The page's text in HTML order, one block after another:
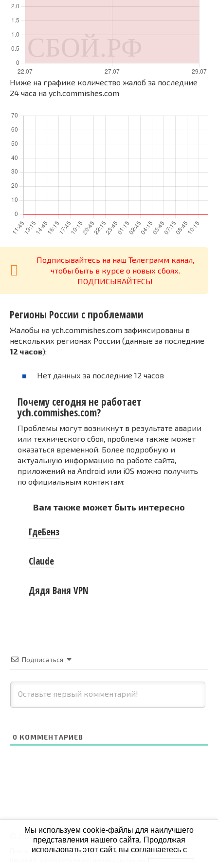
Ниже на графике количество жалоб за последние
24 часа на ych.commishes.com
Подписывайтесь на наш Телеграмм канал,
чтобы быть в курсе о новых сбоях.
ПОДПИСЫВАЙТЕСЬ!
Регионы России с проблемами
Жалобы на ych.commishes.com зафиксированы в
нескольких регионах России (данные за последние
12 часов):
Нет данных за последние 12 часов
Почему сегодня не работает
ych.commishes.com?
Проблемы могут возникнут в результате аварии
или технического сбоя, проблема также может
оказаться временной. Более подробную и
актуальную информацию по работе сайта,
приложений на Android или iOS можно получить
по официальным контактам:
Вам также может быть интересно
ГдеБенз
Claude
Дядя Ваня VPN
Подписаться
0 КОММЕНТАРИЕВ
© 2026 СБОЙ.РФ
При использовании данных мониторинга на своих
ресурах, обязательна активная ссылка на Сбой.рф
Мы используем cookie-файлы для наилучшего
представления нашего сайта. Продолжая
использовать этот сайт, вы соглашаетесь с